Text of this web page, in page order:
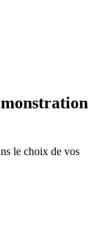
le choix de vos